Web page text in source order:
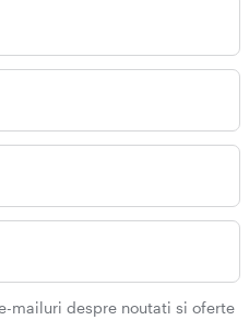
mailuri despre noutati si oferte